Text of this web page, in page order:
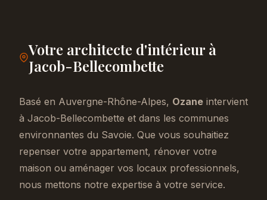
Votre architecte d'intérieur à
Jacob-Bellecombette
Basé en Auvergne-Rhône-Alpes, Ozane intervient
à Jacob-Bellecombette et dans les communes
environnantes du Savoie. Que vous souhaitiez
repenser votre appartement, rénover votre
maison ou aménager vos locaux professionnels,
nous mettons notre expertise à votre service.